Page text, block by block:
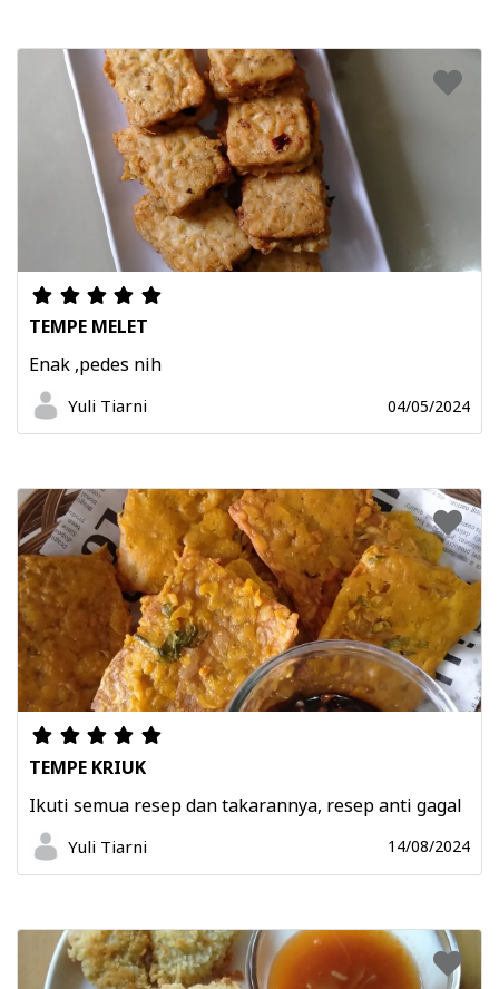
TEMPE MELET
Enak ,pedes nih
Yuli Tiarni 04/05/2024
TEMPE KRIUK
Ikuti semua resep dan takarannya, resep anti gagal
Yuli Tiarni 14/08/2024